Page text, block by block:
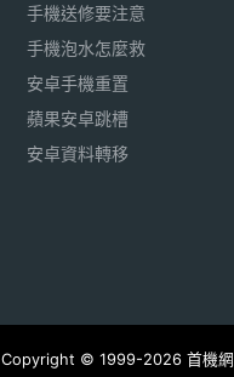
手機送修要注意
手機泡水怎麼救
安卓手機重置
蘋果安卓跳槽
安卓資料轉移
Copyright © 1999-2026 首機